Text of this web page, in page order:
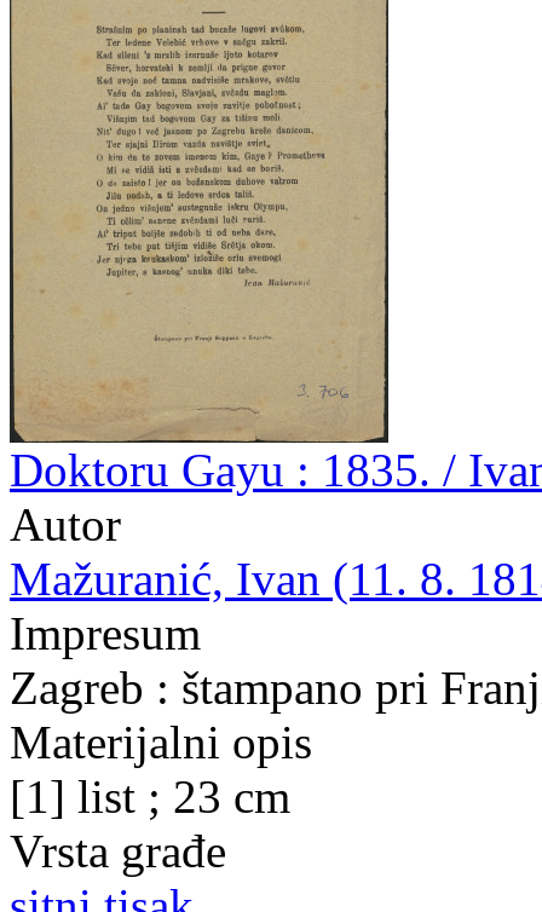
Doktoru Gayu : 1835. /
Autor
Mažuranić, Ivan (11. 8.
Impresum
Zagreb : štampano pri
Materijalni opis
[1] list ; 23 cm
Vrsta građe